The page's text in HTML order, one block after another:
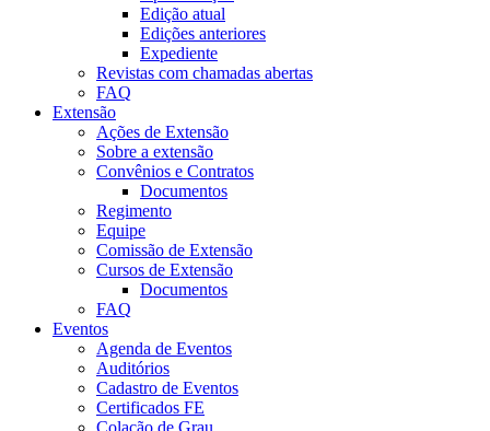
Edição atual
Edições anteriores
Expediente
Revistas com chamadas abertas
FAQ
Extensão
Ações de Extensão
Sobre a extensão
Convênios e Contratos
Documentos
Regimento
Equipe
Comissão de Extensão
Cursos de Extensão
Documentos
FAQ
Eventos
Agenda de Eventos
Auditórios
Cadastro de Eventos
Certificados FE
Colação de Grau